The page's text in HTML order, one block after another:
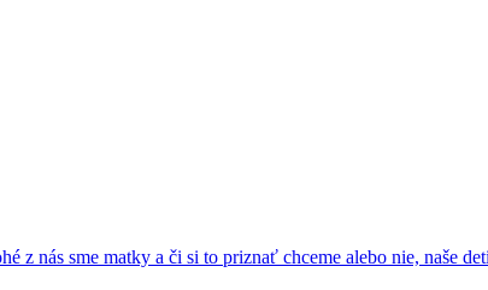
z nás sme matky a či si to priznať chceme alebo nie, naše